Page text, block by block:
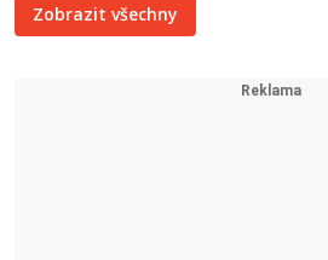
Zobrazit všechny